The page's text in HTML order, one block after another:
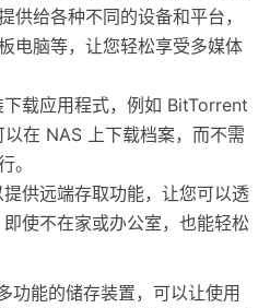
供给各种不同的设备和平台，
电脑等，让您轻松享受多媒体
载应用程式，例如 BitTorrent
在 NAS 上下载档案，而不需
。
供远端存取功能，让您可以透
使不在家或办公室，也能轻松
功能的储存装置，可以让使用